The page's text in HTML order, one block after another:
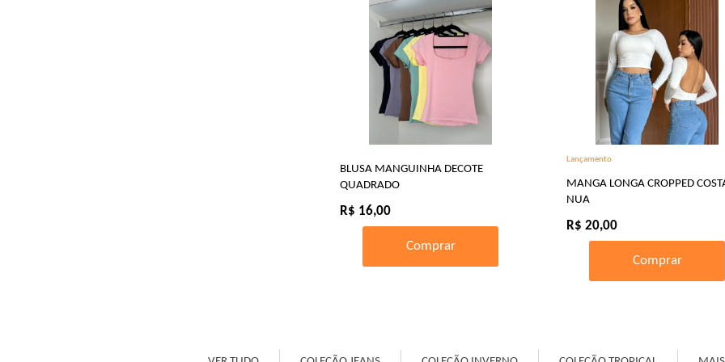
BLUSA MANGUINHA DECOTE
QUADRADO
R$ 16,00
Comprar
Lançamento
MANGA LONGA CROPPED
NUA
R$ 20,00
Comprar